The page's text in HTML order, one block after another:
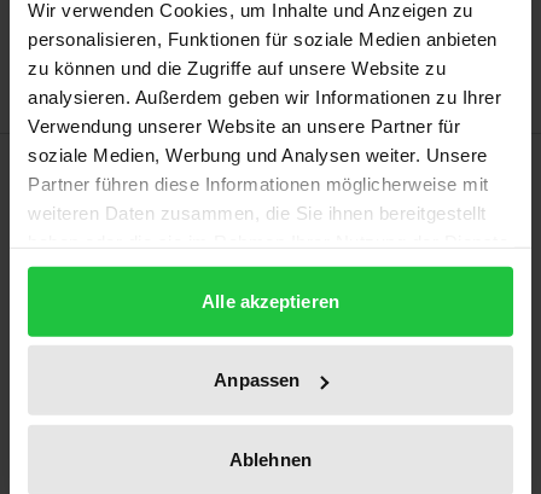
Wir verwenden Cookies, um Inhalte und Anzeigen zu
personalisieren, Funktionen für soziale Medien anbieten
zu können und die Zugriffe auf unsere Website zu
analysieren. Außerdem geben wir Informationen zu Ihrer
Verwendung unserer Website an unsere Partner für
soziale Medien, Werbung und Analysen weiter. Unsere
Partner führen diese Informationen möglicherweise mit
weiteren Daten zusammen, die Sie ihnen bereitgestellt
gesammelt haben.
Alle akzeptieren
Anpassen
Ablehnen
Add to Wish List
Delivery cost notice
Description
argumentation are in decline. Nevertheless,
interests and ideas continue to count in Europe only
when they are put forward as arguments. Beyond
argumentation, Europe is ungovernable. Two